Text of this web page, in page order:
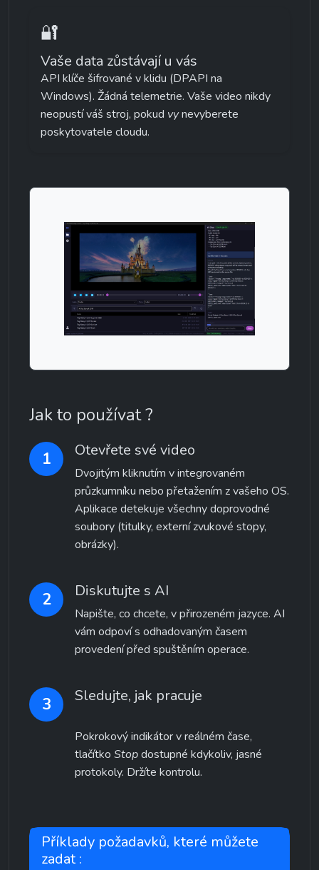
🔐
Vaše data zůstávají u vás
API klíče šifrované v klidu (DPAPI na
Windows). Žádná telemetrie. Vaše video nikdy
neopustí váš stroj, pokud vy nevyberete
poskytovatele cloudu.
Jak to používat ?
1 Otevřete své video
Dvojitým kliknutím v integrovaném
průzkumníku nebo přetažením z vašeho OS.
Aplikace detekuje všechny doprovodné
soubory (titulky, externí zvukové stopy,
obrázky).
2 Diskutujte s AI
Napište, co chcete, v přirozeném jazyce. AI
vám odpoví s odhadovaným časem
provedení před spuštěním operace.
3 Sledujte, jak pracuje
Pokrokový indikátor v reálném čase,
tlačítko Stop dostupné kdykoliv, jasné
protokoly. Držíte kontrolu.
Příklady požadavků, které můžete
zadat :